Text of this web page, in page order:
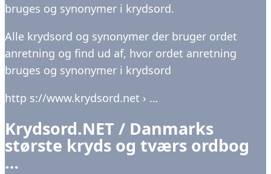
bruges og synonymer i krydsord.
Alle krydsord og synonymer der bruger ordet
anretning og find ud af, hvor ordet anretning
bruges og synonymer i krydsord
http s://www.krydsord.net › …
Krydsord.NET / Danmarks
største kryds og tværs ordbog
…